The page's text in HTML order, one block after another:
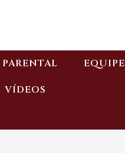
EQUIPE
VÍDEOS